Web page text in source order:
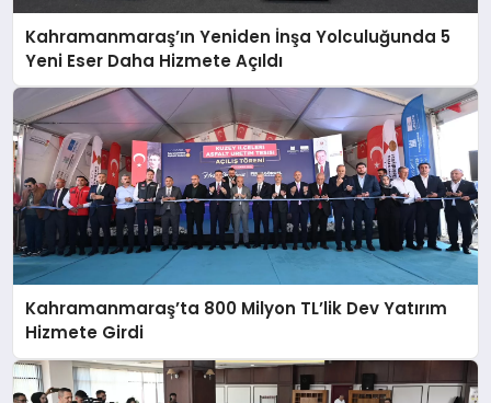
Kahramanmaraş’ın Yeniden İnşa Yolculuğunda 5
Yeni Eser Daha Hizmete Açıldı
Kahramanmaraş’ta 800 Milyon TL’lik Dev Yatırım
Hizmete Girdi